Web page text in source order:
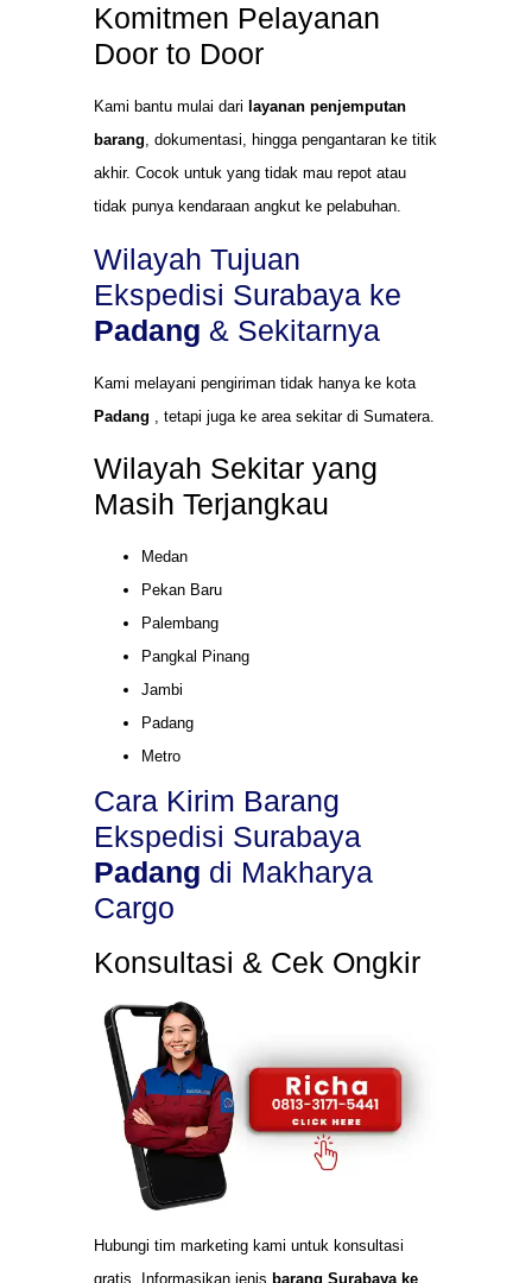
Komitmen Pelayanan
Door to Door
Kami bantu mulai dari layanan penjemputan
barang, dokumentasi, hingga pengantaran ke titik
akhir. Cocok untuk yang tidak mau repot atau
tidak punya kendaraan angkut ke pelabuhan.
Wilayah Tujuan
Ekspedisi Surabaya ke
Padang & Sekitarnya
Kami melayani pengiriman tidak hanya ke kota
Padang
, tetapi juga ke area sekitar di Sumatera.
Wilayah Sekitar yang
Masih Terjangkau
Medan
Pekan Baru
Palembang
Pangkal Pinang
Jambi
Padang
Metro
Cara Kirim Barang
Ekspedisi Surabaya
Padang di Makharya
Cargo
Konsultasi & Cek Ongkir
Hubungi tim marketing kami untuk konsultasi
gratis. Informasikan jenis barang Surabaya ke